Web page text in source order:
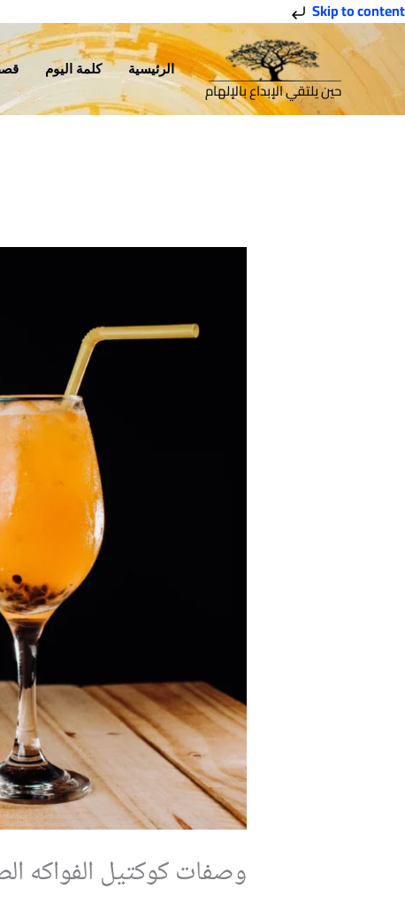
Skip to content
تخطي
إلى
المحتوى
حين يلتقي الإبداع بالإلهام
الرئيسية كلمة اليوم
وصفات كوكتيل الفواكه